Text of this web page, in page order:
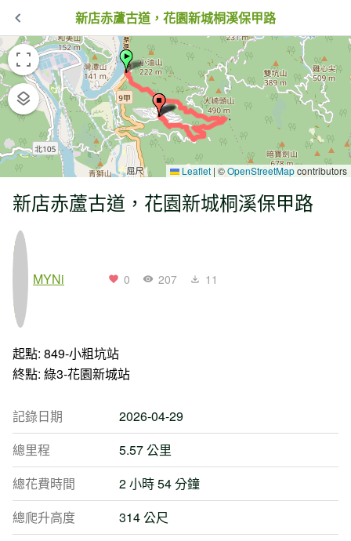
新店赤蘆古道，花園新城桐溪保甲路
Leaflet | ©OpenStreetMapcontributors
新店赤蘆古道，花園新城桐溪保甲路
MYNi 0 207 11
起點: 849-小粗坑站
終點: 綠3-花園新城站
記錄日期
2026-04-29
總里程
5.57 公里
總花費時間
2 小時 54 分鐘
總爬升高度
314 公尺